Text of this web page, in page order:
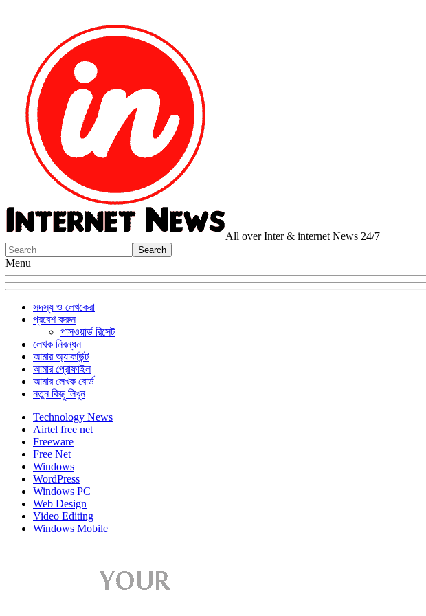
All over Inter & internet News 24/7
Menu
সদস্য ও লেখকেরা
প্রবেশ করুন
পাসওয়ার্ড রিসেট
লেখক নিবন্ধন
আমার অ্যাকাউন্ট
আমার প্রোফাইল
আমার লেখক বোর্ড
নতুন কিছু লিখুন
Technology News
Airtel free net
Freeware
Free Net
Windows
WordPress
Windows PC
Web Design
Video Editing
Windows Mobile